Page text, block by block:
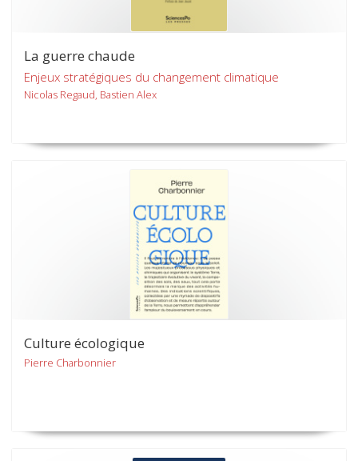
La guerre chaude
Enjeux stratégiques du changement climatique
Nicolas Regaud, Bastien Alex
Culture écologique
Pierre Charbonnier